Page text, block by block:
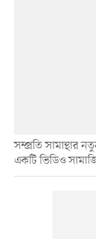
সম্প্রতি সামান্থার
একটি ভিডিও